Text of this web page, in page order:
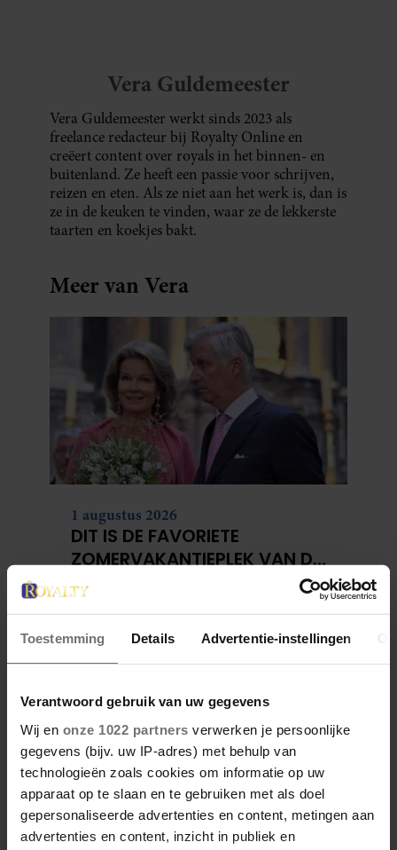
Toestemming Details Advertentie-instellingen
Verantwoord gebruik van uw gegevens
Wij en onze 1022 partners verwerken je persoonlijke
gegevens (bijv. uw IP-adres) met behulp van
technologieën zoals cookies om informatie op uw
apparaat op te slaan en te gebruiken met als doel
gepersonaliseerde advertenties en content, metingen aan
advertenties en content, inzicht in publiek en
Vera Guldemeester
Vera Guldemeester werkt sinds 2023 als
freelance redacteur bij Royalty Online en
creëert content over royals in het binnen- en
buitenland. Ze heeft een passie voor schrijven,
reizen en eten. Als ze niet aan het werk is, dan is
ze in de keuken te vinden, waar ze de lekkerste
taarten en koekjes bakt.
Meer van Vera
1 augustus 2026
DIT IS DE FAVORIETE
ZOMERVAKANTIEPLEK VAN DE
BELGISCHE KONINKLIJKE
FAMILIE
28 april 2026
DIT ZIJN DE 4 FAVORIETE